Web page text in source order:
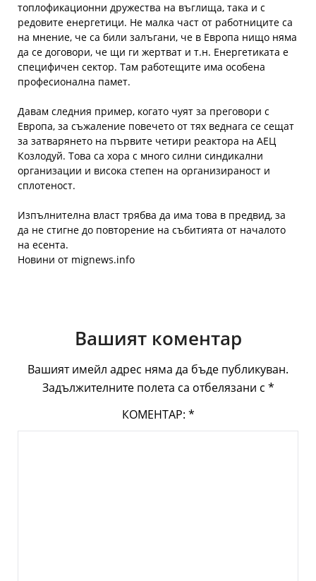
топлофикационни дружества на въглища, така и с
редовите енергетици. Не малка част от работниците са
на мнение, че са били залъгани, че в Европа нищо няма
да се договори, че щи ги жертват и т.н. Енергетиката е
специфичен сектор. Там работещите има особена
професионална памет.
Давам следния пример, когато чуят за преговори с
Европа, за съжаление повечето от тях веднага се сещат
за затварянето на първите четири реактора на АЕЦ
Козлодуй. Това са хора с много силни синдикални
организации и висока степен на организираност и
сплотеност.
Изпълнителна власт трябва да има това в предвид, за
да не стигне до повторение на събитията от началото
на есента.
Новини от mignews.info
Вашият коментар
Вашият имейл адрес няма да бъде публикуван.
Задължителните полета са отбелязани с *
КОМЕНТАР: *